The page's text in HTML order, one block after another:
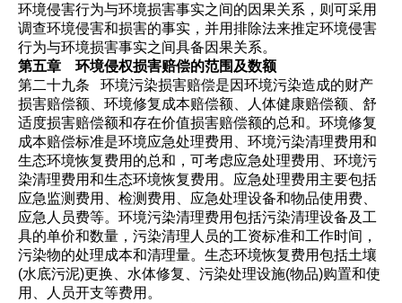
环境侵害行为与环境损害事实之间的因果关系，则可采用
调查环境侵害和损害的事实，并用排除法来推定环境侵害
行为与环境损害事实之间具备因果关系。
第五章 环境侵权损害赔偿的范围及数额
第二十九条 环境污染损害赔偿是因环境污染造成的财产
损害赔偿额、环境修复成本赔偿额、人体健康赔偿额、舒
适度损害赔偿额和存在价值损害赔偿额的总和。 环境修复
成本赔偿标准是环境应急处理费用、环境污染清理费用和
生态环境恢复费用的总和，可考虑应急处理费用、环境污
染清理费用和生态环境恢复费用。应急处理费用主要包括
应急监测费用、检测费用、应急处理设备和物品使用费、
应急人员费等。环境污染清理费用包括污染清理设备及工
具的单价和数量，污染清理人员的工资标准和工作时间，
污染物的处理成本和清理量。生态环境恢复费用包括土壤
(水底污泥)更换、水体修复、污染处理设施(物品)购置和使
用、人员开支等费用。